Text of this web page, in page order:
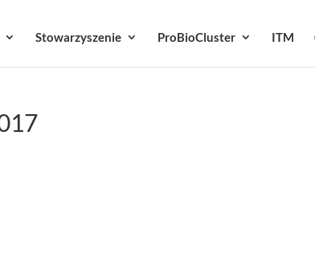
Stowarzyszenie ProBioCluster ITM